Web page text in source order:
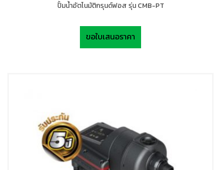
ปั้มน้ำอัตโนมัติกรุนด์ฟอส รุ่น CMB-PT
ขอใบเสนอราคา